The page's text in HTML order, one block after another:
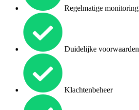
Regelmatige monitoring
Duidelijke voorwaarden
Klachtenbeheer